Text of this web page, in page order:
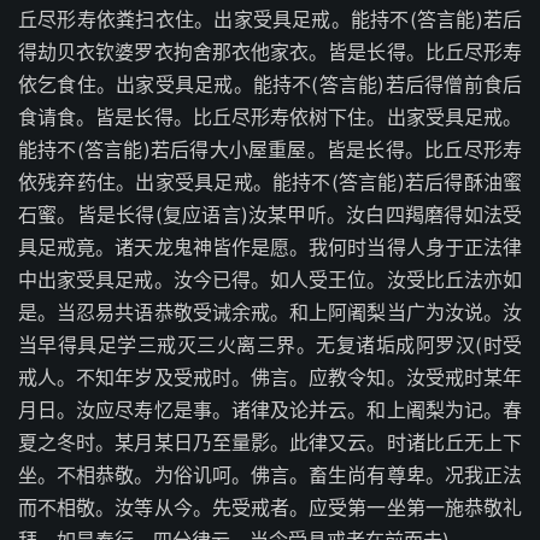
丘尽形寿依粪扫衣住。出家受具足戒。能持不(答言能)若后
得劫贝衣钦婆罗衣拘舍那衣他家衣。皆是长得。比丘尽形寿
依乞食住。出家受具足戒。能持不(答言能)若后得僧前食后
食请食。皆是长得。比丘尽形寿依树下住。出家受具足戒。
能持不(答言能)若后得大小屋重屋。皆是长得。比丘尽形寿
依残弃药住。出家受具足戒。能持不(答言能)若后得酥油蜜
石蜜。皆是长得(复应语言)汝某甲听。汝白四羯磨得如法受
具足戒竟。诸天龙鬼神皆作是愿。我何时当得人身于正法律
中出家受具足戒。汝今已得。如人受王位。汝受比丘法亦如
是。当忍易共语恭敬受诫余戒。和上阿阇梨当广为汝说。汝
当早得具足学三戒灭三火离三界。无复诸垢成阿罗汉(时受
戒人。不知年岁及受戒时。佛言。应教令知。汝受戒时某年
月日。汝应尽寿忆是事。诸律及论并云。和上阇梨为记。春
夏之冬时。某月某日乃至量影。此律又云。时诸比丘无上下
坐。不相恭敬。为俗讥呵。佛言。畜生尚有尊卑。况我正法
而不相敬。汝等从今。先受戒者。应受第一坐第一施恭敬礼